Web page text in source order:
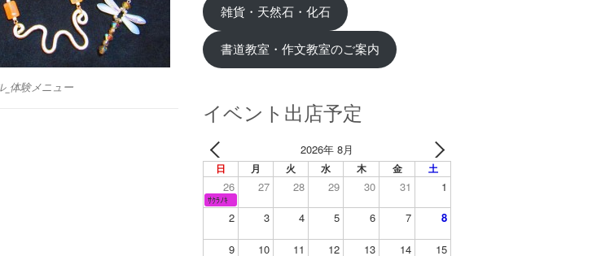
_体験メニュー
雑貨・天然石・化石
書道教室・作文教室のご案内
イベント出店予定
2026年 8月
日 月 火 水 木 金 土
26 27 28 29 30 31 1
ｻｸﾗﾉｷ
2 3 4 5 6 7 8
9 10 11 12 13 14 15